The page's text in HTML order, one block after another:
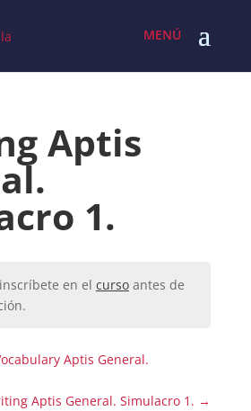
Aptis
1.
en el cursoantes de
Aptis General.
Aptis General. Simulacro 1.